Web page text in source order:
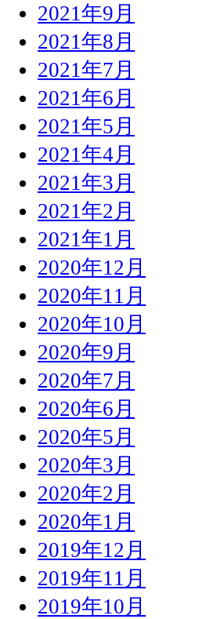
2021年9月
2021年8月
2021年7月
2021年6月
2021年5月
2021年4月
2021年3月
2021年2月
2021年1月
2020年12月
2020年11月
2020年10月
2020年9月
2020年7月
2020年6月
2020年5月
2020年3月
2020年2月
2020年1月
2019年12月
2019年11月
2019年10月